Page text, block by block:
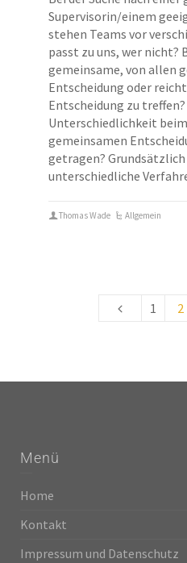
Supervisorin/einem
stehen Teams vor
passt zu uns, wer nicht?
gemeinsame, von allen
Entscheidung oder
Entscheidung zu
Unterschiedlichkeit
gemeinsamen
getragen?
unterschiedliche
Thomas Wade Allgemein
1 2
Menü
Home
Kontakt
Impressum und Datenschutz